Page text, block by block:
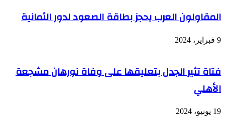
المقاولون العرب يحجز بطاقة الصعود لدور الثمانية
9 فبراير، 2024
فتاة تثير الجدل بتعليقها على وفاة نورهان مشجعة
الأهلي
19 يونيو، 2024